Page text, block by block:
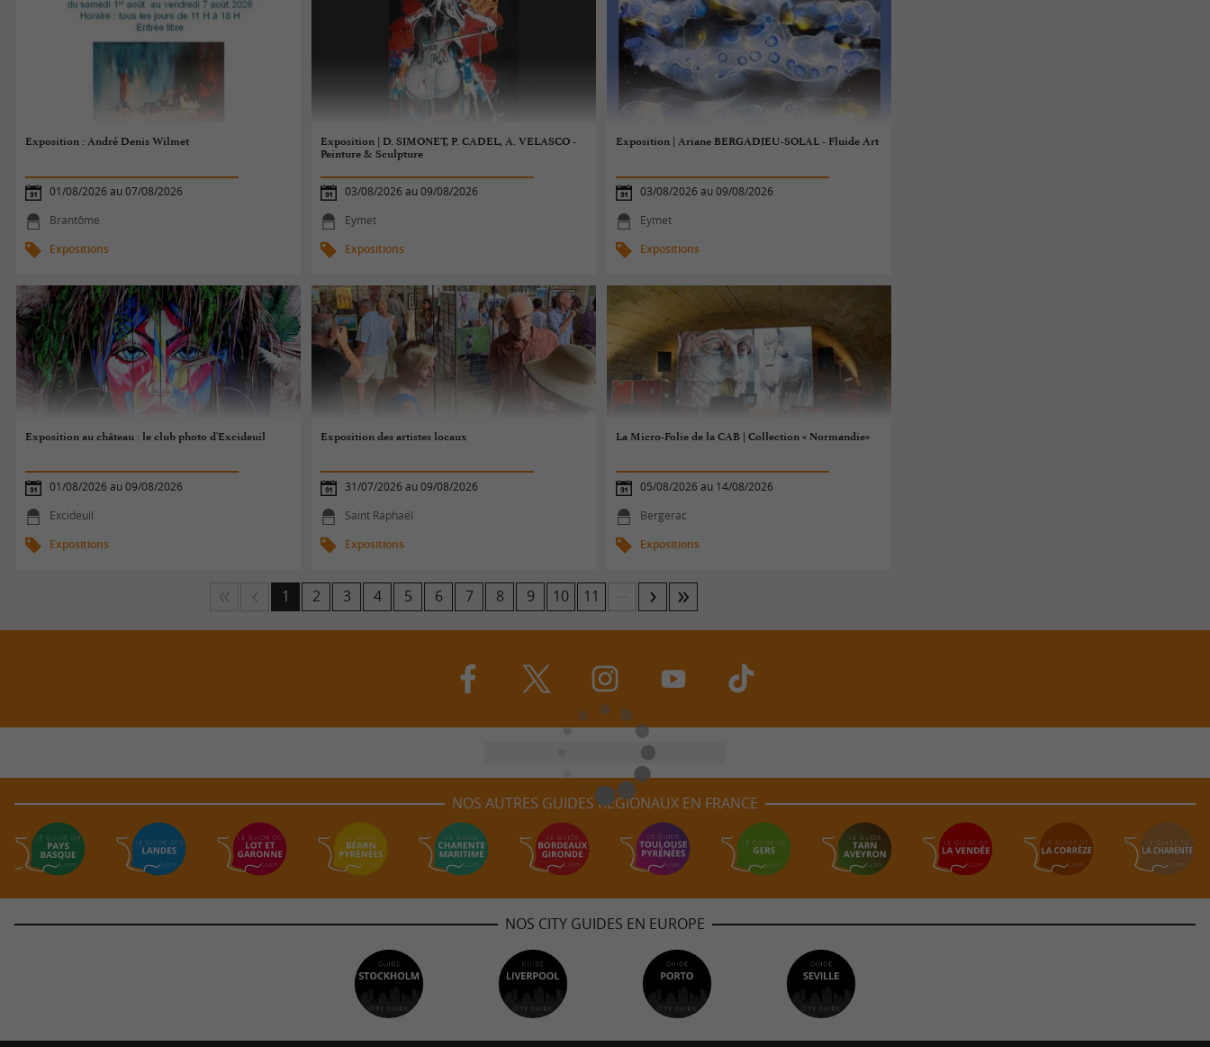
Exposition : André Denis Wilmet
01/08/2026 au 07/08/2026
Brantôme
Expositions
Exposition | D. SIMONET, P. CADEL, A. VELASCO -
Peinture & Sculpture
03/08/2026 au 09/08/2026
Eymet
Expositions
Exposition | Ariane BERGADIEU-SOLAL - Fluide Art
03/08/2026 au 09/08/2026
Eymet
Expositions
Exposition au château : le club photo d'Excideuil
01/08/2026 au 09/08/2026
Excideuil
Expositions
Exposition des artistes locaux
31/07/2026 au 09/08/2026
Saint Raphaël
Expositions
La Micro-Folie de la CAB | Collection « Normandie»
05/08/2026 au 14/08/2026
Bergerac
Expositions
1 2 3 4 5 6 7 8 9 10 11
NOS AUTRES GUIDES RÉGIONAUX EN FRANCE
NOS CITY GUIDES EN EUROPE